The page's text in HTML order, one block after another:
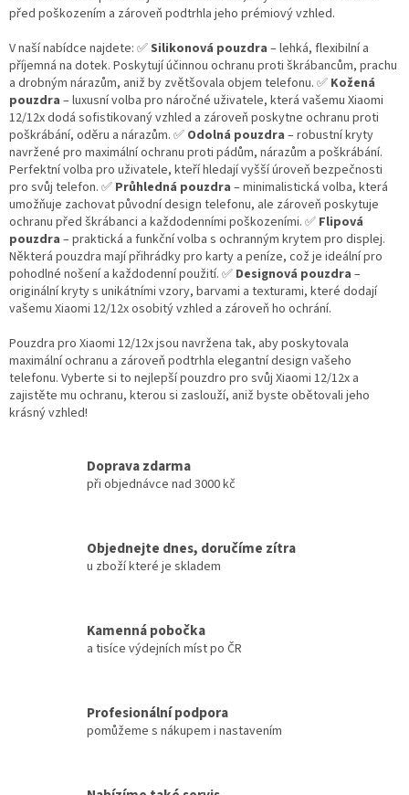
před poškozením a zároveň podtrhla jeho prémiový vzhled.
V naší nabídce najdete: ✅Silikonová pouzdra – lehká, flexibilní a
příjemná na dotek. Poskytují účinnou ochranu proti škrábancům, prachu
a drobným nárazům, aniž by zvětšovala objem telefonu. ✅ Kožená
pouzdra – luxusní volba pro náročné uživatele, která vašemu Xiaomi
12/12x dodá sofistikovaný vzhled a zároveň poskytne ochranu proti
poškrábání, oděru a nárazům. ✅ Odolná pouzdra – robustní kryty
navržené pro maximální ochranu proti pádům, nárazům a poškrábání.
Perfektní volba pro uživatele, kteří hledají vyšší úroveň bezpečnosti
pro svůj telefon. ✅ Průhledná pouzdra – minimalistická volba, která
umožňuje zachovat původní design telefonu, ale zároveň poskytuje
ochranu před škrábanci a každodenními poškozeními. ✅ Flipová
pouzdra – praktická a funkční volba s ochranným krytem pro displej.
Některá pouzdra mají přihrádky pro karty a peníze, což je ideální pro
pohodlné nošení a každodenní použití. ✅ Designová pouzdra –
originální kryty s unikátními vzory, barvami a texturami, které dodají
vašemu Xiaomi 12/12x osobitý vzhled a zároveň ho ochrání.
Pouzdra pro Xiaomi 12/12x jsou navržena tak, aby poskytovala
maximální ochranu a zároveň podtrhla elegantní design vašeho
telefonu. Vyberte si to nejlepší pouzdro pro svůj Xiaomi 12/12x a
zajistěte mu ochranu, kterou si zaslouží, aniž byste obětovali jeho
krásný vzhled!
Doprava zdarma
při objednávce nad 3000 kč
Objednejte dnes, doručíme zítra
u zboží které je skladem
Kamenná pobočka
a tisíce výdejních míst po ČR
Profesionální podpora
pomůžeme s nákupem i nastavením